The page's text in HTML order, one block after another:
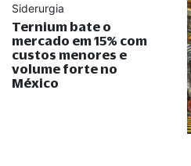
Siderurgia
Ternium bate o
mercado em 15% com
custos menores e
volume forte no
México